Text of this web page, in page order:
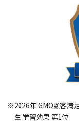
※2026年 GMO顧客満
生 学習効果 第1位